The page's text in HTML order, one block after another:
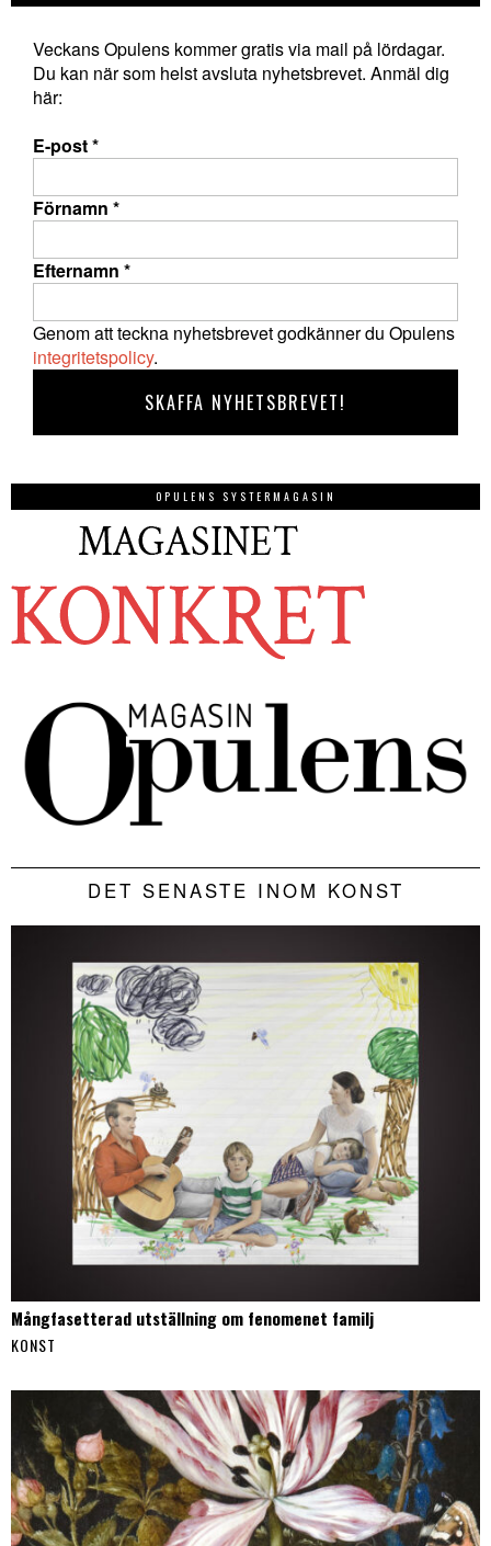
Veckans Opulens kommer gratis via mail på lördagar.
Du kan när som helst avsluta nyhetsbrevet. Anmäl dig
här:
E-post*
Förnamn *
Efternamn *
Genom att teckna nyhetsbrevet godkänner du Opulens
integritetspolicy.
OPULENS SYSTERMAGASIN
DET SENASTE INOM KONST
Mångfasetterad utställning om fenomenet familj
KONST